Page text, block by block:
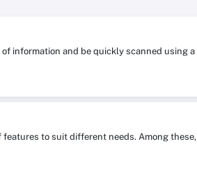
information and be quickly scanned using
to suit different needs. Among